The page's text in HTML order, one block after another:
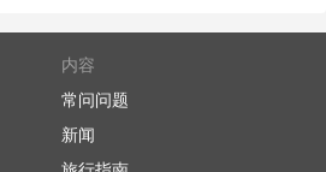
内容
常问问题
新闻